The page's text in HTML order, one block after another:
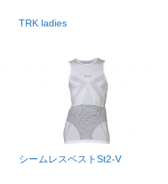
TRK ladies
シームレスベストSt2-V